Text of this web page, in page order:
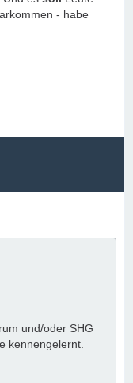
- habe
und/oder SHG
kennengelernt.